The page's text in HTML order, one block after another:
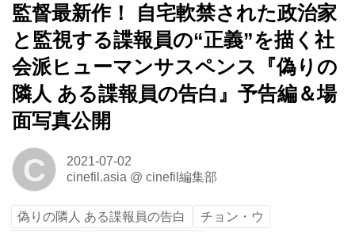
監督最新作！ 自宅軟禁された政治家
と監視する諜報員の“正義”を描く社
会派ヒューマンサスペンス『偽りの
隣人 ある諜報員の告白』予告編＆場
面写真公開
C
2021-07-02
cinefil.asia @ cinefil編集部
偽りの隣人 ある諜報員の告白
チョン・ウ